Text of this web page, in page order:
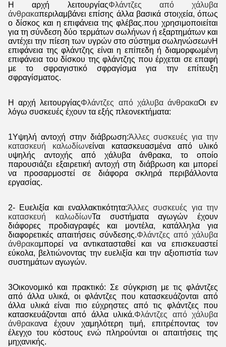
Η αρχή λειτουργίαςΦλάντζες από χάλυβα
άνθρακαπεριλαμβάνει επίσης άλλα βασικά στοιχεία, όπως
ο δίσκος και η επιφάνεια της φλέβας.που χρησιμοποιείται
για τη σύνδεση δύο τερμάτων σωλήνων ή εξαρτημάτων και
αντέχει την πίεση των υγρών στο σύστημα σωληνώσεωνΗ
επιφάνεια της φλάντζης είναι η επίπεδη ή διαμορφωμένη
επιφάνεια του δίσκου της φλάντζης που έρχεται σε επαφή
με το σφραγιστικό σφραγίσμα για την επίτευξη
σφραγίσματος.
Η αρχή λειτουργίαςΦλάντζες από χάλυβα άνθρακαΟι εν
λόγω συσκευές έχουν τα εξής πλεονεκτήματα:
1Υψηλή αντοχή στην διάβρωση:Άλλες συσκευές για την
κατασκευή καλωδίωνείναι κατασκευασμένα από υλικό
υψηλής αντοχής από χάλυβα άνθρακα, το οποίο
παρουσιάζει εξαιρετική αντοχή στη διάβρωση και μπορεί
να προσαρμοστεί σε διάφορα σκληρά περιβάλλοντα
εργασίας.
2- Ευελιξία και εναλλακτικότητα:Άλλες συσκευές για την
κατασκευή καλωδίωνΤα συστήματα αγωγών έχουν
διάφορες προδιαγραφές και μοντέλα, κατάλληλα για
διαφορετικές απαιτήσεις σύνδεσης.Φλάντζες από χάλυβα
άνθρακαμπορεί να αντικατασταθεί και να επισκευαστεί
εύκολα, βελτιώνοντας την ευελιξία και την αξιοπιστία των
συστημάτων αγωγών.
3Οικονομικό και πρακτικό: Σε σύγκριση με τις φλάντζες
από άλλα υλικά, οι φλάντζες που κατασκευάζονται από
άλλα υλικά είναι πιο εύχρηστες από τις φλάντζες που
κατασκευάζονται από άλλα υλικά.Φλάντζες από χάλυβα
άνθρακανα έχουν χαμηλότερη τιμή, επιτρέποντας τον
έλεγχο του κόστους ενώ πληρούνται οι απαιτήσεις της
μηχανικής.